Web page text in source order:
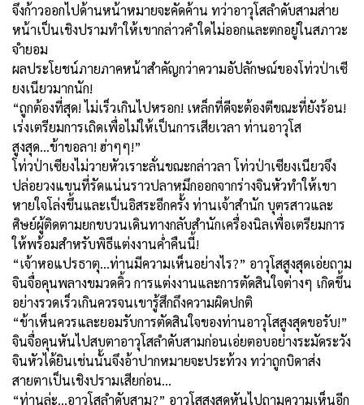
จึงก้าวออกไปด้านหน้าหมายจะคัดค้าน ทว่าอาวุโสลำดับสามส่าย
หน้าเป็นเชิงปรามทำให้เขากล่าวคำใดไม่ออกและตกอยู่ในสภาวะ
จำยอม
ผลประโยชน์ภายภาคหน้าสำคัญกว่าความอัปลักษณ์ของโท่วป่าเซี
ยงเนียวมากนัก!
“ถูกต้องที่สุด! ไม่เร็วเกินไปหรอก! เหล็กที่ดีจะต้องตีขณะที่ยังร้อน!
เร่งเตรียมการเถิดเพื่อไม่ให้เป็นการเสียเวลา ท่านอาวุโส
สูงสุด...ข้าขอลา! ฮ่าๆๆ!”
โท่วป่าเซียงไม่วายหัวเราะลั่นขณะกล่าวลา โท่วป่าเซียงเนียวจึง
ปล่อยวงแขนที่รัดแน่นราวปลาหมึกออกจากร่างจินหัวทำให้เขา
หายใจโล่งขึ้นและเป็นอิสระอีกครั้ง ท่านเจ้าสำนัก บุตรสาวและ
ศิษย์ผู้ติดตามยกขบวนเดินทางกลับสำนักเครื่องนิลเพื่อเตรียมการ
ให้พร้อมสำหรับพิธีแต่งงานค่ำคืนนี้!
“เจ้าหอแปรธาตุ...ท่านมีความเห็นอย่างไร?” อาวุโสสูงสุดเอ่ยถาม
จินจื่อคุนพลางขมวดคิ้ว การแต่งงานและการตัดสินใจต่างๆ เกิดขึ้น
อย่างรวดเร็วเกินควรจนเขารู้สึกถึงความผิดปกติ
“ข้าเห็นควรและยอมรับการตัดสินใจของท่านอาวุโสสูงสุดขอรับ!”
จินจื่อคุนหันไปสบตาอาวุโสลำดับสามก่อนเอ่ยตอบอย่างระมัดระวัง
จินหัวได้ยินเช่นนั้นจึงอ้าปากหมายจะประท้วง ทว่าถูกบิดาส่ง
สายตาเป็นเชิงปรามเสียก่อน...
“ท่านล่ะ...อาวุโสลำดับสาม?” อาวุโสสูงสุดหันไปถามความเห็นอีก